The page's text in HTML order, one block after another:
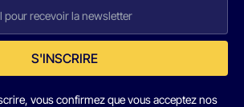
S'INSCRIRE
vous confirmez que vous acceptez nos